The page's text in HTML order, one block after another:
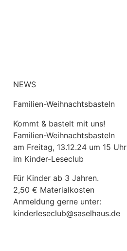
NEWS
Familien-Weihnachtsbasteln
Kommt & bastelt mit uns!
Familien-Weihnachtsbasteln
am Freitag, 13.12.24 um 15 Uhr
im Kinder-Leseclub
Für Kinder ab 3 Jahren.
2,50 € Materialkosten
Anmeldung gerne unter:
kinderleseclub@saselhaus.de